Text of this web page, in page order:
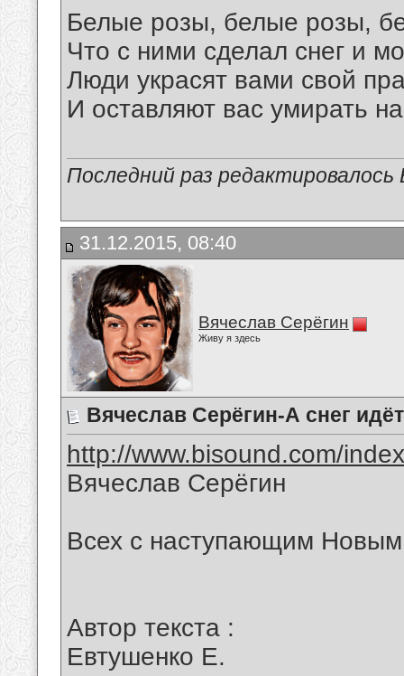
Белые розы, белые розы,
Что с ними сделал снег и
Люди украсят вами свой
И оставляют вас умирать
Последний раз
31.12.2015, 08:40
Вячеслав Серёгин
Живу я здесь
Вячеслав Серёгин-А снег идёт
http://www.bisound.com/
Вячеслав Серёгин
Всех с наступающим Новым
Автор текста :
Евтушенко Е.